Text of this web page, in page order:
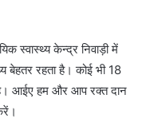
स्वास्थ्य केन्द्र निवाड़ी में
बेहतर रहता है। कोई भी 18
है। आईए हम और आप रक्त दान